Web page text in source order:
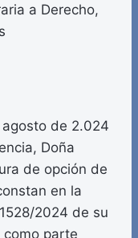
a Derecho,
de 2.024
Doña
de opción de
en la
2024 de su
como parte